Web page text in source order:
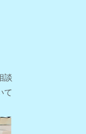
談
て